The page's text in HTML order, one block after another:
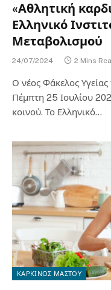
«Αθλητική
Ελληνικό
Μεταβολισμού
24/07/2024 2 Mins
Ο νέος Φάκελος
Πέμπτη 25 Ιουλίου
κοινού. Το Ελληνικό…
ΚΑΡΚΙΝΟΣ ΜΑΣΤΟΥ